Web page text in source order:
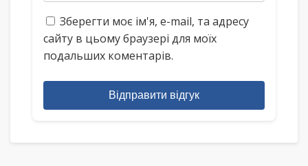
Зберегти моє ім'я, e-mail, та адресу
сайту в цьому браузері для моїх
подальших коментарів.
Відправити відгук